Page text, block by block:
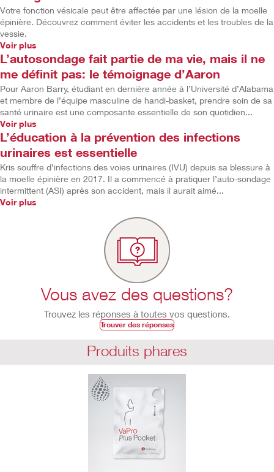
Votre fonction vésicale peut être affectée par une lésion de la moelle
épinière. Découvrez comment éviter les accidents et les troubles de la
vessie.
Voir plus
L’autosondage fait partie de ma vie, mais il ne
me définit pas: le témoignage d’Aaron
Pour Aaron Barry, étudiant en dernière année à l’Université d’Alabama
et membre de l’équipe masculine de handi-basket, prendre soin de sa
santé urinaire est une composante essentielle de son quotidien...
Voir plus
L’éducation à la prévention des infections
urinaires est essentielle
Kris souffre d’infections des voies urinaires (IVU) depuis sa blessure à
la moelle épinière en 2017. Il a commencé à pratiquer l’auto-sondage
intermittent (ASI) après son accident, mais il aurait aimé...
Voir plus
Vous avez des questions?
Trouvez les réponses à toutes vos questions.
Trouver des réponses
Produits phares